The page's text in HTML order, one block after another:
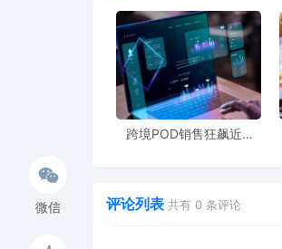
微信
跨境POD销售狂飙近5
评论列表 共有 0 条评论